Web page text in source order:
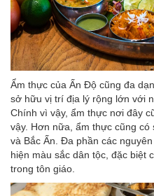
Ẩm thực của Ấn Độ cũng đa
sở hữu vị trí địa lý rộng lớn với
Chính vì vậy, ẩm thực nơi đây
vậy. Hơn nữa, ẩm thực cũng
và Bắc Ấn. Đa phần các
hiện màu sắc dân tộc, đặc biệt
trong tôn giáo.